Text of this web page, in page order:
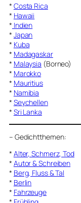
* Costa Rica
* Hawaii
* Indien
* Japan
* Kuba
* Madagaskar
* Malaysia (Borneo)
* Marokko
* Mauritius
* Namibia
* Seychellen
* Sri Lanka
– Gedichtthemen:
* Alter, Schmerz, Tod
* Autor & Schreiben
* Berg, Fluss & Tal
* Berlin
* Fahrzeuge